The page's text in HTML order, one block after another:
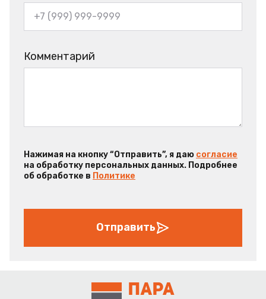
Комментарий
Нажимая на кнопку “Отправить”, я даю согласие
на обработку персональных данных. Подробнее
об обработке в Политике
Отправить